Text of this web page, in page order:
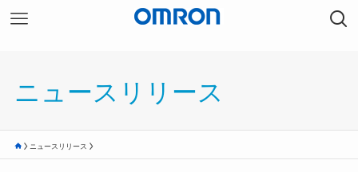
ニュースリリース
ニュースリリース